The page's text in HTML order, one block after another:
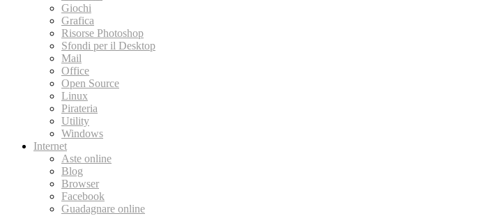
Giochi
Grafica
Risorse Photoshop
Sfondi per il Desktop
Mail
Office
Open Source
Linux
Pirateria
Utility
Windows
Internet
Aste online
Blog
Browser
Facebook
Guadagnare online